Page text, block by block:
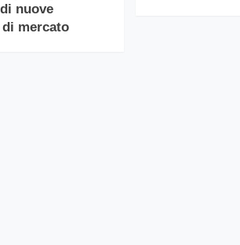
nuove
mercato